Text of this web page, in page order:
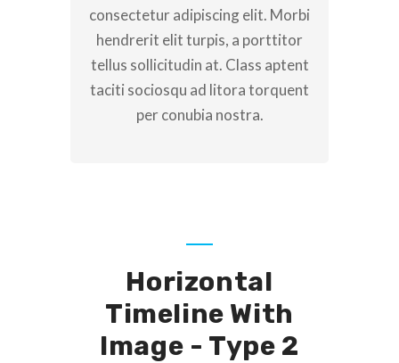
consectetur adipiscing elit. Morbi
hendrerit elit turpis, a porttitor
tellus sollicitudin at. Class aptent
taciti sociosqu ad litora torquent
per conubia nostra.
Horizontal
Timeline With
Image - Type 2